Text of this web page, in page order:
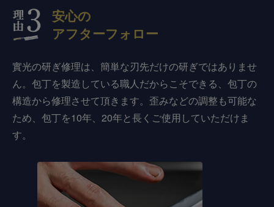
安心の
アフターフォロー
實光の研ぎ修理は、簡単な刃先だけの研ぎではありませ
ん。包丁を製造している職人だからこそできる、包丁の
構造から修理させて頂きます。歪みなどの調整も可能な
ため、包丁を10年、20年と長くご使用していただけま
す。